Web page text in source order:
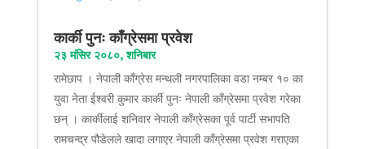
कार्की पुनः काँग्रेसमा प्रवेश
२३ मंसिर २०८०, शनिबार
रामेछाप । नेपाली काँग्रेस मन्थली नगरपालिका वडा नम्बर १० का
युवा नेता ईश्वरी कुमार कार्की पुनः नेपाली काँग्रेसमा प्रवेश गरेका
छन् । कार्कीलाई शनिवार नेपाली काँग्रेसका पूर्व पार्टी सभापति
रामचन्द्र पौडेलले खादा लगाएर नेपाली काँग्रेसमा प्रवेश गराएका